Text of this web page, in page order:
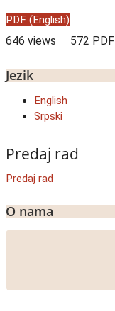
PDF (English)
646 views 572 PDF
Jezik
English
Srpski
Predaj rad
Predaj rad
O nama